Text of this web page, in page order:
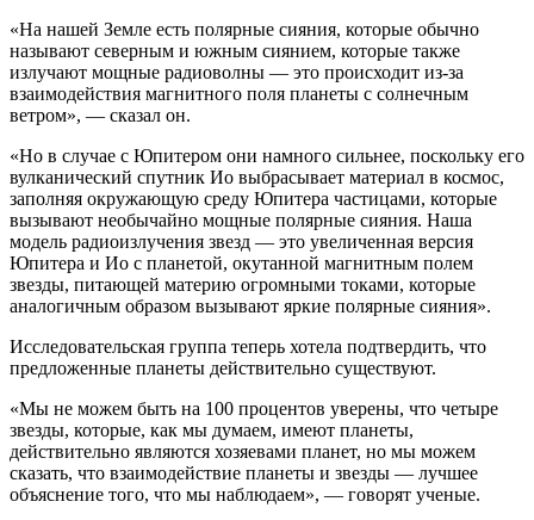
«На нашей Земле есть полярные сияния, которые обычно
называют северным и южным сиянием, которые также
излучают мощные радиоволны — это происходит из-за
взаимодействия магнитного поля планеты с солнечным
ветром», — сказал он.
«Но в случае с Юпитером они намного сильнее, поскольку его
вулканический спутник Ио выбрасывает материал в космос,
заполняя окружающую среду Юпитера частицами, которые
вызывают необычайно мощные полярные сияния. Наша
модель радиоизлучения звезд — это увеличенная версия
Юпитера и Ио с планетой, окутанной магнитным полем
звезды, питающей материю огромными токами, которые
аналогичным образом вызывают яркие полярные сияния».
Исследовательская группа теперь хотела подтвердить, что
предложенные планеты действительно существуют.
«Мы не можем быть на 100 процентов уверены, что четыре
звезды, которые, как мы думаем, имеют планеты,
действительно являются хозяевами планет, но мы можем
сказать, что взаимодействие планеты и звезды — лучшее
объяснение того, что мы наблюдаем», — говорят ученые.